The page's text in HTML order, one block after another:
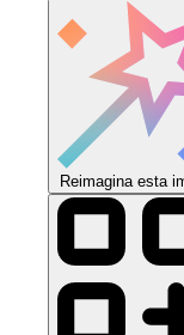
Reimagina esta